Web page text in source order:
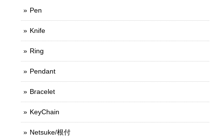
Pen
Knife
Ring
Pendant
Bracelet
KeyChain
Netsuke/根付